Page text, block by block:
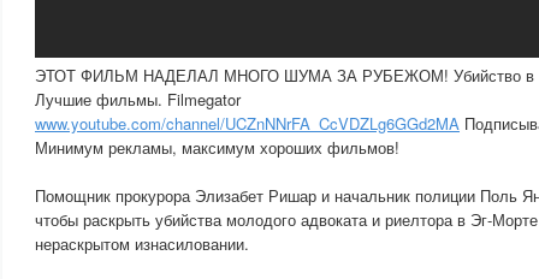
ЭТОТ ФИЛЬМ НАДЕЛАЛ МНОГО ШУМА ЗА РУБЕЖОМ! Убийство в
Лучшие фильмы. Filmegator
www.youtube.com/channel/UCZnNNrFA_CcVDZLg6GGd2MA
Минимум рекламы, максимум хороших фильмов!
Помощник прокурора Элизабет Ришар и начальник полиции Поль
чтобы раскрыть убийства молодого адвоката и риелтора в Эг-
нераскрытом изнасиловании.